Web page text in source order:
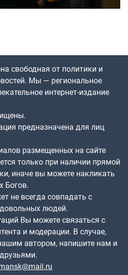
свободная от политики и
Мы — региональное
интернет-издание
предназначена для лиц
размещенных на сайте
только при наличии прямой
иначе вы можете накликать
Богов.
не всегда совпадать с
людей.
Вы можете связаться с
и модерации. В случае,
автором, напишите нам и